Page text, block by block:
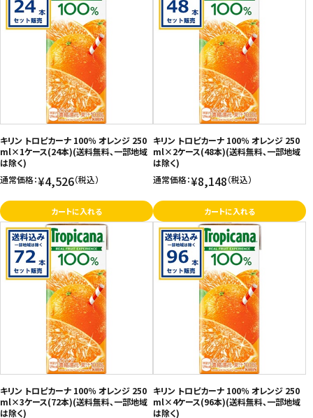
キリン トロピカーナ 100％ オレンジ 250
ml×1ケース(24本)(送料無料、一部地域
は除く)
通常価格：¥4,526（税込）
カートに入れる
キリン トロピカーナ 100％ オレンジ 250
ml×2ケース(48本)(送料無料、一部地域
は除く)
通常価格：¥8,148（税込）
カートに入れる
キリン トロピカーナ 100％ オレンジ 250
ml×3ケース(72本)(送料無料、一部地域
は除く)
キリン トロピカーナ 100％ オレンジ 250
ml×4ケース(96本)(送料無料、一部地域
は除く)